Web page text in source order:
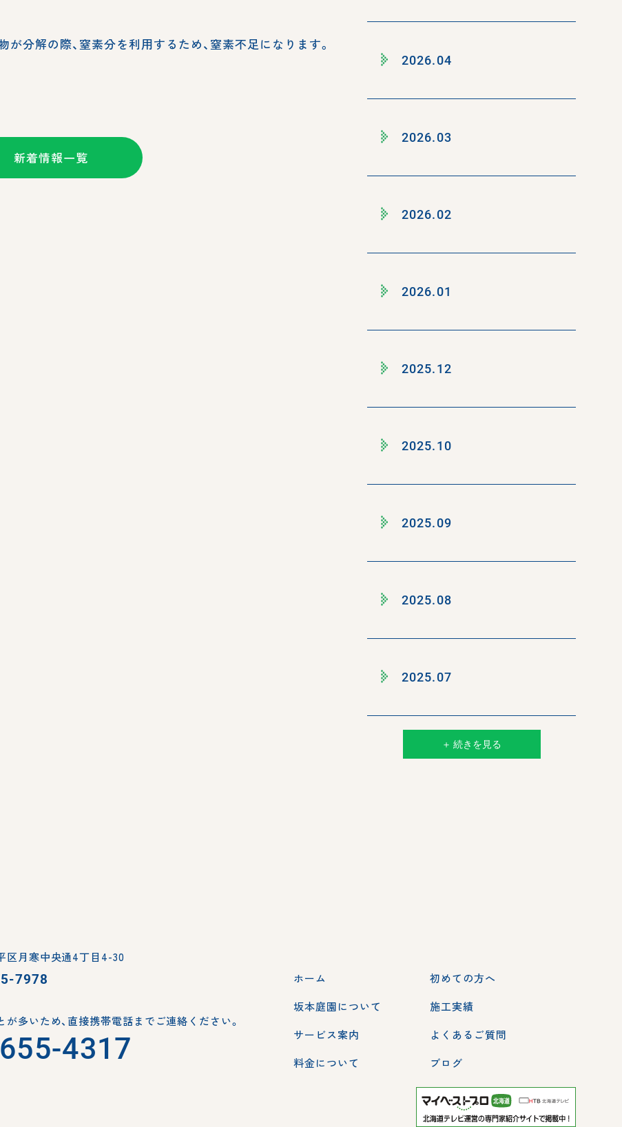
分解の際、窒素分を利用するため、窒素不足になります。
新着情報一覧
2026.04
2026.03
2026.02
2026.01
2025.12
2025.10
2025.09
2025.08
2025.07
＋ 続きを見る
区月寒中央通4丁目4-30
7978
多いため、 直接携帯電話までご連絡ください。
4317
ホーム
坂本庭園について
サービス案内
料金について
初めての方へ
施工実績
よくあるご質問
ブログ